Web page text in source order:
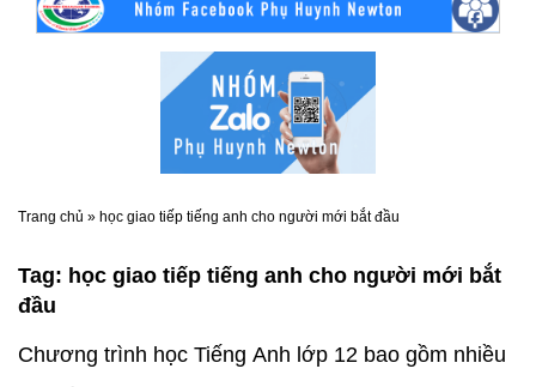
Trang chủ » học giao tiếp tiếng anh cho người mới bắt đầu
Tag: học giao tiếp tiếng anh cho người mới bắt
đầu
Chương trình học Tiếng Anh lớp 12 bao gồm nhiều